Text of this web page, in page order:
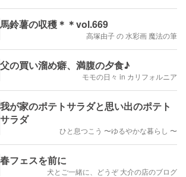
馬鈴薯の収穫＊＊vol.669
高塚由子 の 水彩画 魔法の筆
父の買い溜め癖、満腹の夕食♪
モモの日々 in カリフォルニア
我が家のポテトサラダと思い出のポテト
サラダ
ひと息つこう 〜ゆるやかな暮らし 〜
春フェスを前に
犬とご一緒に、どうぞ 大介の店のブログ